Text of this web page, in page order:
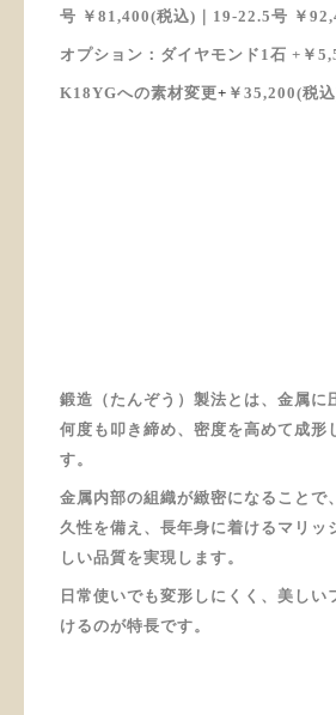
号 ￥81,400(税込) 19-22.5号 ￥
オプション：ダイヤモンド1石 + ￥
K18YGへの素材変更+ ￥35,200(税
鍛造（たんぞう）製法とは、金属に
何度も叩き締め、密度を高めて成形
す。
金属内部の組織が緻密になることで
久性を備え、長年身に着けるマリッ
しい品質を実現します。
日常使いでも変形しにくく、美しい
けるのが特長です。